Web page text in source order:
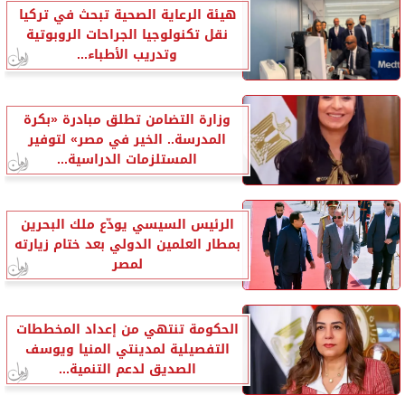
هيئة الرعاية الصحية تبحث في تركيا
نقل تكنولوجيا الجراحات الروبوتية
وتدريب الأطباء...
وزارة التضامن تطلق مبادرة «بكرة
المدرسة.. الخير في مصر» لتوفير
المستلزمات الدراسية...
الرئيس السيسي يودّع ملك البحرين
بمطار العلمين الدولي بعد ختام زيارته
لمصر
الحكومة تنتهي من إعداد المخططات
التفصيلية لمدينتي المنيا ويوسف
الصديق لدعم التنمية...